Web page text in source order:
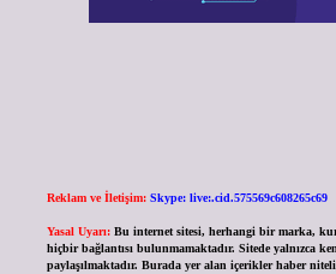
Reklam ve İletişim: Skype: live:.cid.575569c608265c69
Yasal Uyarı: Bu internet sitesi, herhangi bir marka,
hiçbir bağlantısı bulunmamaktadır. Sitede yalnızca
paylaşılmaktadır. Burada yer alan içerikler haber